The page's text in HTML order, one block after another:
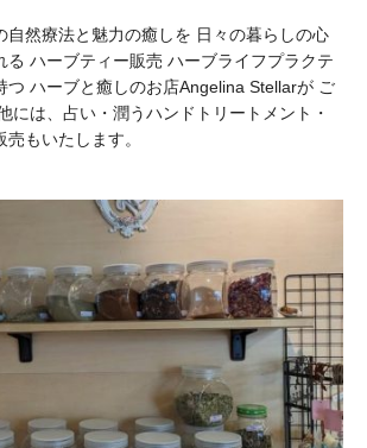
自然療法と魅力の癒しを 日々の暮らしの心
る ハーブティー販売 ハーブライフプラクテ
つ ハーブと癒しのお店Angelina Stellarが ご
には、占い・潤うハンドトリートメント・
もいたします。